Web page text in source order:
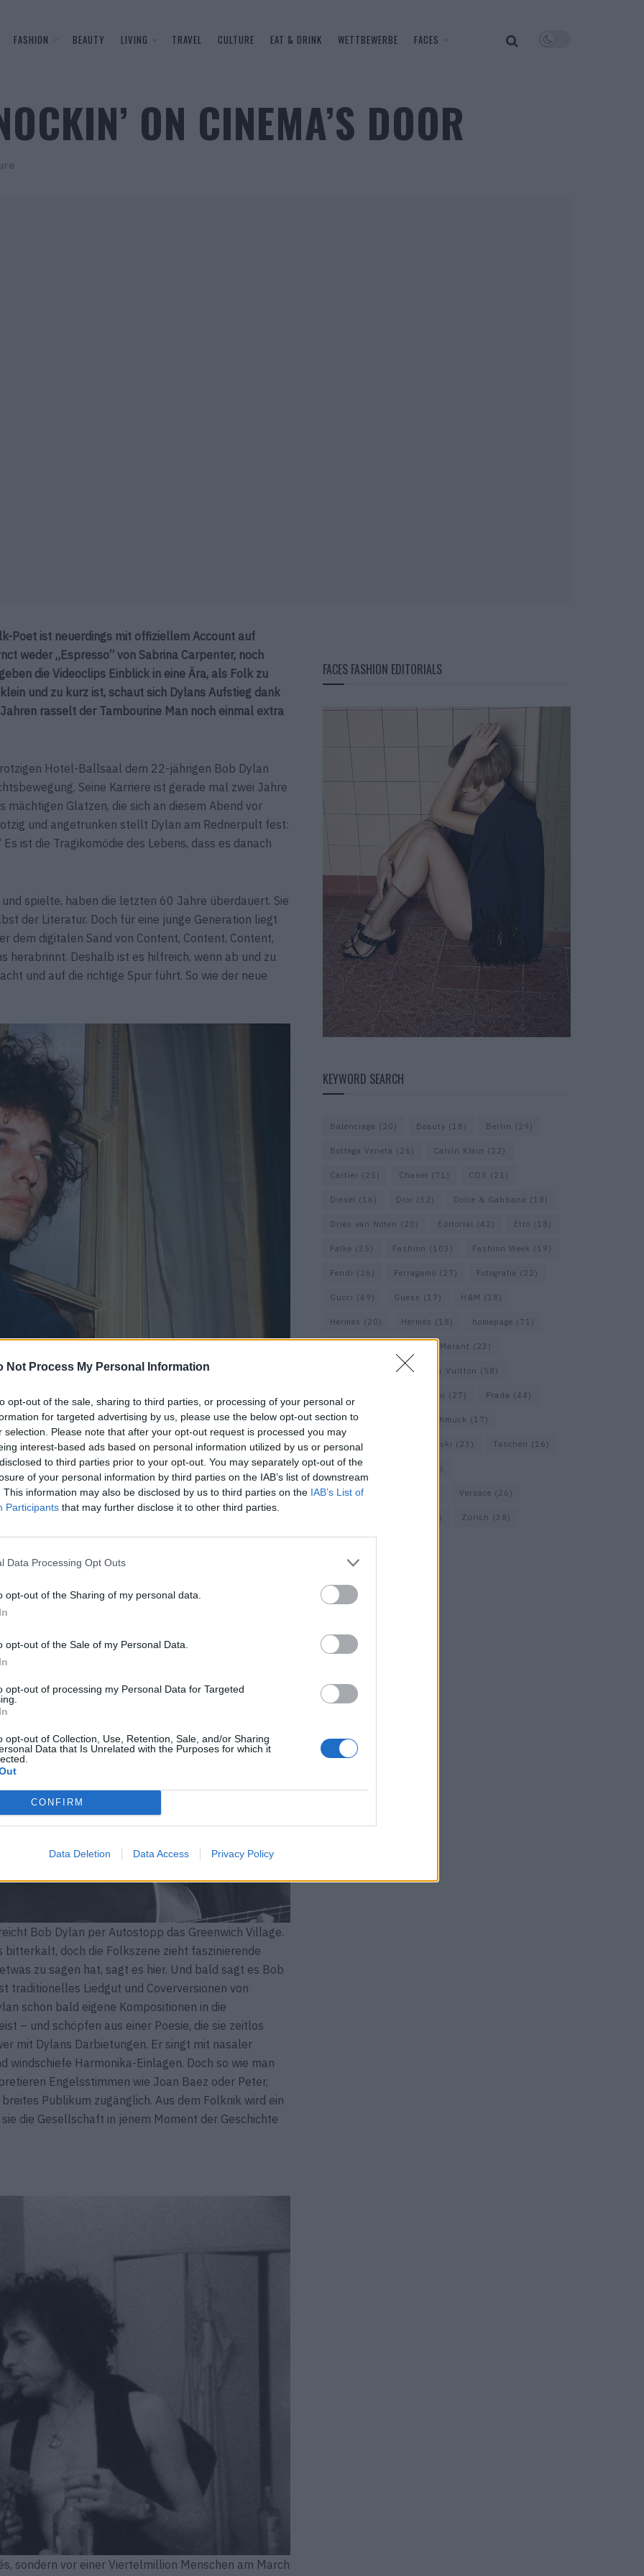
Not Process My Personal Information
opt-out of the sale, sharing to third parties, or processing of your personal or
for targeted advertising by us, please use the below opt-out section to
selection. Please note that after your opt-out request is processed you may
interest-based ads based on personal information utilized by us or personal
to third parties prior to your opt-out. You may separately opt-out of the
of your personal information by third parties on the IAB’s list of downstream
This information may also be disclosed by us to third parties on the IAB’s List of
Participants that may further disclose it to other third parties.
Data Processing Opt Outs
opt-out of the Sharing of my personal data.
opt-out of the Sale of my Personal Data.
opt-out of processing my Personal Data for Targeted
opt-out of Collection, Use, Retention, Sale, and/or Sharing
Data that Is Unrelated with the Purposes for which it
CONFIRM
Data Deletion Data Access Privacy Policy
FASHION BEAUTY LIVING TRAVEL CULTURE EAT & DRINK WETTBEWERBE FACES
ON CINEMA’S DOOR
Poet ist neuerdings mit offiziellem Account auf
weder „Espresso“ von Sabrina Carpenter, noch
die Videoclips Einblick in eine Ära, als Folk zu
und zu kurz ist, schaut sich Dylans Aufstieg dank
rasselt der Tambourine Man noch einmal extra
Hotel-Ballsaal dem 22-jährigen Bob Dylan
Seine Karriere ist gerade mal zwei Jahre
Glatzen, die sich an diesem Abend vor
und angetrunken stellt Dylan am Rednerpult fest:
ist die Tragikomödie des Lebens, dass es danach
spielte, haben die letzten 60 Jahre überdauert. Sie
der Literatur. Doch für eine junge Generation liegt
dem digitalen Sand von Content, Content, Content,
herabrinnt. Deshalb ist es hilfreich, wenn ab und zu
und auf die richtige Spur führt. So wie der neue
Ausschnitt im Leben Dylans, als er 1961 in New
zum Idol einer Generation zupft. Vier Jahre später
kaufen, nur um ihren Helden auszubuhen. Es ist
der amerikanischen BürgerInnen zu Wut und
des positiven Wandels vor den Augen der Welt
Bob Dylan per Autostopp das Greenwich Village.
doch die Folkszene zieht faszinierende
zu sagen hat, sagt es hier. Und bald sagt es Bob
traditionelles Liedgut und Coverversionen von
schon bald eigene Kompositionen in die
– und schöpfen aus einer Poesie, die sie zeitlos
mit Dylans Darbietungen. Er singt mit nasaler
windschiefe Harmonika-Einlagen. Doch so wie man
Engelsstimmen wie Joan Baez oder Peter,
Publikum zugänglich. Aus dem Folknik wird ein
die Gesellschaft in jenem Moment der Geschichte
sondern vor einer Viertelmillion Menschen am March
FACES FASHION EDITORIALS
KEYWORD SEARCH
Balenciaga (20) Beauty (18) Berlin (29)
Bottega Veneta (26) Calvin Klein (22)
Cartier (25) Chanel (71) COS (21)
Diesel (16) Dior (52) Dolce & Gabbana (18)
Dries van Noten (20) Editorial (42) Etro (18)
Falke (35) Fashion (103) Fashion Week (19)
Fendi (26) Ferragamo (27) Fotografie (22)
Gucci (69) Guess (17) H&M (18)
Hermes (20) Hermès (18) homepage (71)
Isabel Marant (23)
(20) Louis Vuitton (58)
Miu Miu (27) Prada (44)
Saint Laurent Schmuck (17)
Sportmax Swarovski (23) Taschen (16)
Travel(23) (33)
Vacheron Constantin Versace (26)
(18) Zürich (38)